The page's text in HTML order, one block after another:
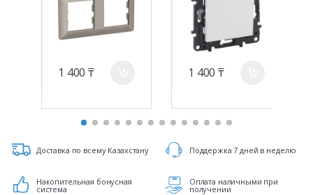
1 400 ₸ 1 400 ₸
Доставка по всему Казахстану Поддержка 7 дней в неделю
Накопительная бонусная
система
Оплата наличными при
получении